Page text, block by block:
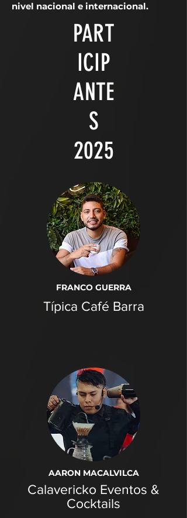
nivel nacional e internacional.
PART
ICIP
ANTE
S
2025
FRANCO GUERRA
Típica Café Barra
AARON MACALVILCA
Calavericko Eventos &
Cocktails